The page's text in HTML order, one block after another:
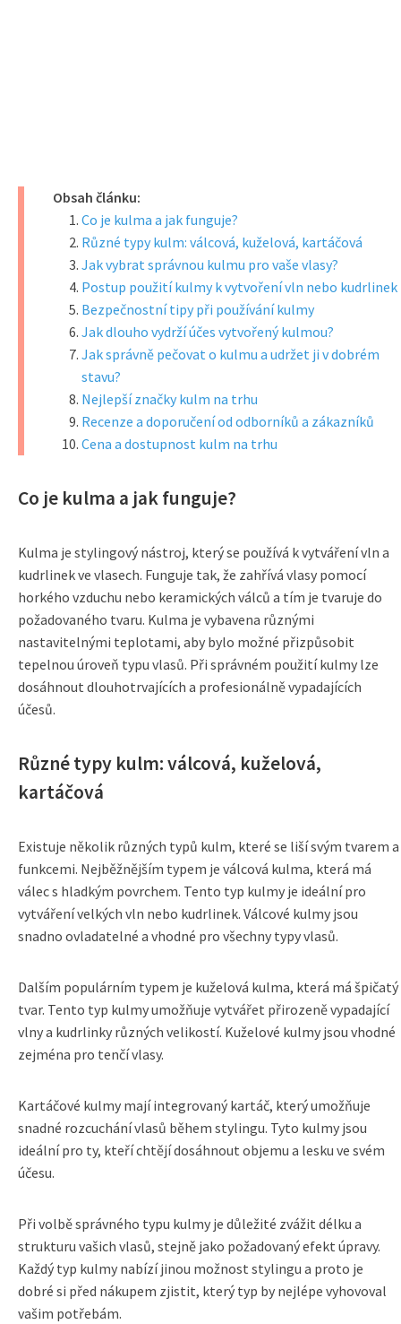
Obsah článku:
Co je kulma a jak funguje?
Různé typy kulm: válcová, kuželová, kartáčová
Jak vybrat správnou kulmu pro vaše vlasy?
Postup použití kulmy k vytvoření vln nebo kudrlinek
Bezpečnostní tipy při používání kulmy
Jak dlouho vydrží účes vytvořený kulmou?
Jak správně pečovat o kulmu a udržet ji v dobrém
stavu?
Nejlepší značky kulm na trhu
Recenze a doporučení od odborníků a zákazníků
Cena a dostupnost kulm na trhu
Co je kulma a jak funguje?
Kulma je stylingový nástroj, který se používá k vytváření vln a
kudrlinek ve vlasech. Funguje tak, že zahřívá vlasy pomocí
horkého vzduchu nebo keramických válců a tím je tvaruje do
požadovaného tvaru. Kulma je vybavena různými
nastavitelnými teplotami, aby bylo možné přizpůsobit
tepelnou úroveň typu vlasů. Při správném použití kulmy lze
dosáhnout dlouhotrvajících a profesionálně vypadajících
účesů.
Různé typy kulm: válcová, kuželová,
kartáčová
Existuje několik různých typů kulm, které se liší svým tvarem a
funkcemi. Nejběžnějším typem je válcová kulma, která má
válec s hladkým povrchem. Tento typ kulmy je ideální pro
vytváření velkých vln nebo kudrlinek. Válcové kulmy jsou
snadno ovladatelné a vhodné pro všechny typy vlasů.
Dalším populárním typem je kuželová kulma, která má špičatý
tvar. Tento typ kulmy umožňuje vytvářet přirozeně vypadající
vlny a kudrlinky různých velikostí. Kuželové kulmy jsou vhodné
zejména pro tenčí vlasy.
Kartáčové kulmy mají integrovaný kartáč, který umožňuje
snadné rozcuchání vlasů během stylingu. Tyto kulmy jsou
ideální pro ty, kteří chtějí dosáhnout objemu a lesku ve svém
účesu.
Při volbě správného typu kulmy je důležité zvážit délku a
strukturu vašich vlasů, stejně jako požadovaný efekt úpravy.
Každý typ kulmy nabízí jinou možnost stylingu a proto je
dobré si před nákupem zjistit, který typ by nejlépe vyhovoval
vašim potřebám.